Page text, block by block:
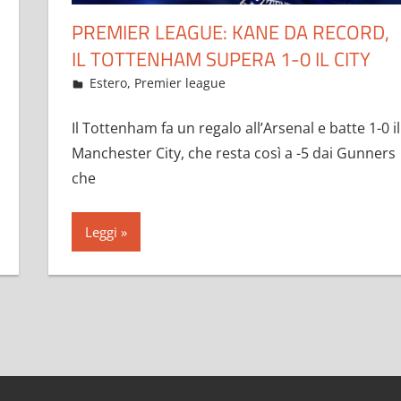
PREMIER LEAGUE: KANE DA RECORD,
IL TOTTENHAM SUPERA 1-0 IL CITY
Febbraio 6, 2023
admin
Estero, Premier league
Il Tottenham fa un regalo all’Arsenal e batte 1-0 il
Manchester City, che resta così a -5 dai Gunners
che
Leggi